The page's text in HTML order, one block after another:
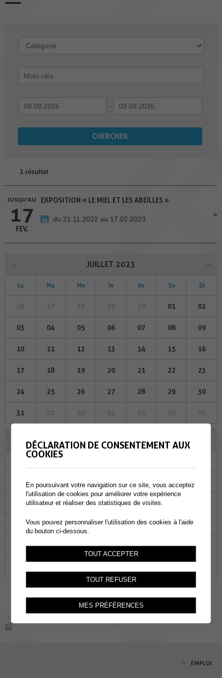
-
1 résultat
JUSQU'AU
17
FEV.
EXPOSITION « LE MIEL ET LES ABEILLES »
du 21.11.2022 au 17.02.2023
JUILLET 2023
Lu Ma Me Je Ve Sa Di
01 02
03 04 05 06 07 08 09
10 11 12 13 14 15 16
17 18 19 20 21 22 23
24 25 26 27 28 29 30
31
AOÛT 2023
02 03 04
08 09 10 11
15 16 17 18 19
22 23 24 25 26
EMPLOI
DÉCLARATION DE CONSENTEMENT AUX
COOKIES
En poursuivant votre navigation sur ce site, vous acceptez
l'utilisation de cookies pour améliorer votre expérience
utilisateur et réaliser des statistiques de visites.
Vous pouvez personnaliser l'utilisation des cookies à l'aide
du bouton ci-dessous.
TOUT ACCEPTER
TOUT REFUSER
MES PRÉFÉRENCES